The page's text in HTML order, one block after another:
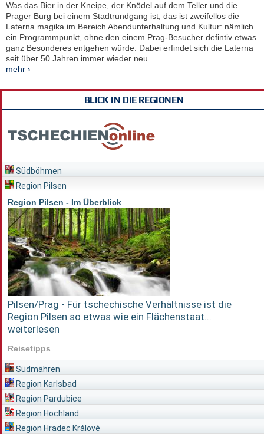
Was das Bier in der Kneipe, der Knödel auf dem Teller und die
Prager Burg bei einem Stadtrundgang ist, das ist zweifellos die
Laterna magika im Bereich Abendunterhaltung und Kultur: nämlich
ein Programmpunkt, ohne den einem Prag-Besucher defintiv etwas
ganz Besonderes entgehen würde. Dabei erfindet sich die Laterna
seit über 50 Jahren immer wieder neu.
mehr ›
BLICK IN DIE REGIONEN
Südböhmen
Region Pilsen
Region Pilsen - Im Überblick
Pilsen/Prag - Für tschechische Verhältnisse ist die
Region Pilsen so etwas wie ein Flächenstaat...
weiterlesen
Reisetipps
Südmähren
Region Karlsbad
Region Pardubice
Region Hochland
Region Hradec Králové